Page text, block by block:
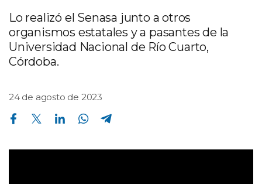
Lo realizó el Senasa junto a otros
organismos estatales y a pasantes de la
Universidad Nacional de Río Cuarto,
Córdoba.
24 de agosto de 2023
Compartir en Facebook Compartir en Twitter Compartir en Linkedin Compartir en Whatsapp